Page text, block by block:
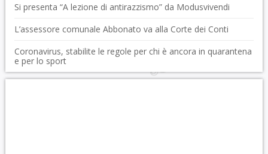
Si presenta “A lezione di antirazzismo” da Modusvivendi
L’assessore comunale Abbonato va alla Corte dei Conti
Coronavirus, stabilite le regole per chi è ancora in quarantena
e per lo sport